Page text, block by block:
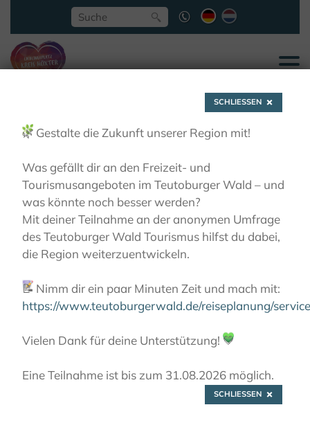
Bad Driburg-
Neuenheerse, St. Kaspar
Missionare vom
Kostbaren Blut
KLÖSTER KLOSTERORTE
BAD DRIBURG-
NEUENHEERSE, ST. KASPAR MISSIONARE VOM
SCHLIESSEN
🌿 Gestalte die Zukunft unserer Region mit!
Was gefällt dir an den Freizeit- und
Tourismusangeboten im Teutoburger Wald – und
was könnte noch besser werden?
Mit deiner Teilnahme an der anonymen Umfrage
des Teutoburger Wald Tourismus hilfst du dabei,
die Region weiterzuentwickeln.
📝 Nimm dir ein paar Minuten Zeit und mach mit:
https://www.teutoburgerwald.de/reiseplanung/
Vielen Dank für deine Unterstützung! 💚
Eine Teilnahme ist bis zum 31.08.2026 möglich.
SCHLIESSEN